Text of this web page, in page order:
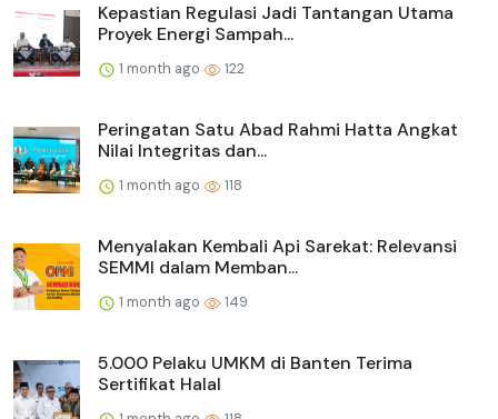
Kepastian Regulasi Jadi Tantangan Utama
Proyek Energi Sampah...
1 month ago 122
Peringatan Satu Abad Rahmi Hatta Angkat
Nilai Integritas dan...
1 month ago 118
Menyalakan Kembali Api Sarekat: Relevansi
SEMMI dalam Memban...
1 month ago 149
5.000 Pelaku UMKM di Banten Terima
Sertifikat Halal